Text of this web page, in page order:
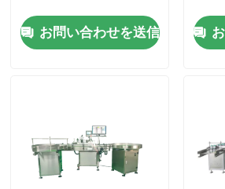
家
私達について
お問い合わせを送信